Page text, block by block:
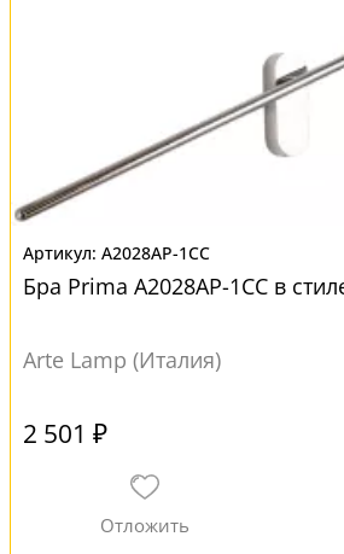
A2028AP-1CC
Бра Prima A2028AP-1CC в
Arte Lamp (Италия)
2 501 ₽